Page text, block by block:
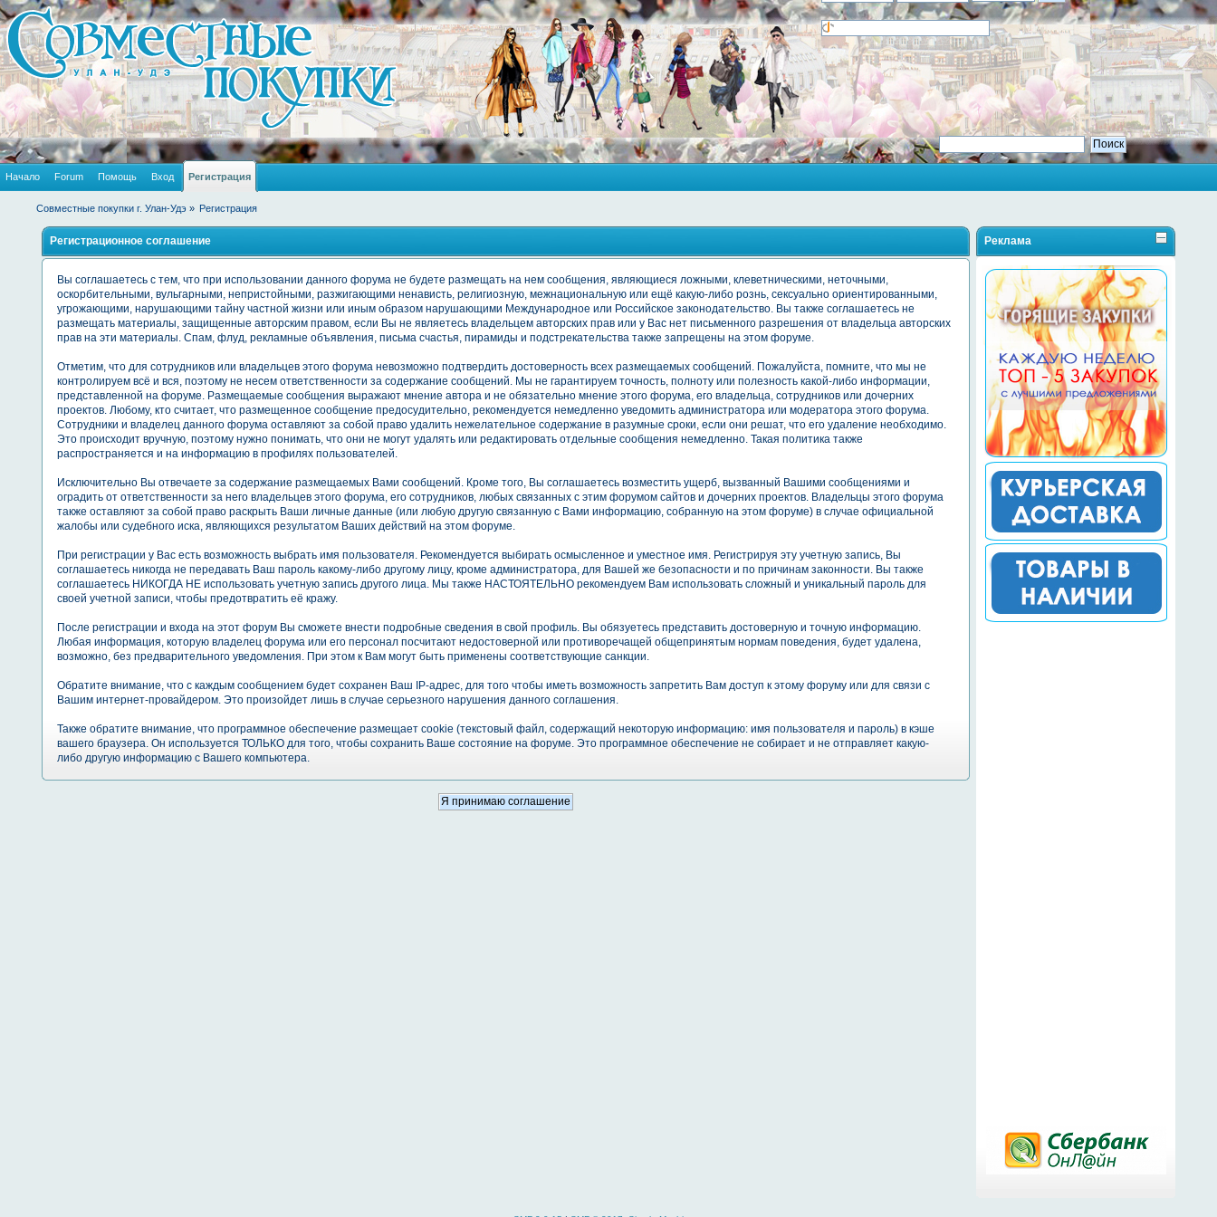
Начало Forum Помощь Вход Регистрация
Совместные покупки г. Улан-Удэ » Регистрация
Регистрационное соглашение
Вы соглашаетесь с тем, что при использовании данного форума не будете размещать на нем сообщения, являющиеся ложными, клеветническими, неточными,
оскорбительными, вульгарными, непристойными, разжигающими ненависть, религиозную, межнациональную или ещё какую-либо рознь, сексуально ориентированными,
угрожающими, нарушающими тайну частной жизни или иным образом нарушающими Международное или Российское законодательство. Вы также соглашаетесь не
размещать материалы, защищенные авторским правом, если Вы не являетесь владельцем авторских прав или у Вас нет письменного разрешения от владельца авторских
прав на эти материалы. Спам, флуд, рекламные объявления, письма счастья, пирамиды и подстрекательства также запрещены на этом форуме.
Отметим, что для сотрудников или владельцев этого форума невозможно подтвердить достоверность всех размещаемых сообщений. Пожалуйста, помните, что мы не
контролируем всё и вся, поэтому не несем ответственности за содержание сообщений. Мы не гарантируем точность, полноту или полезность какой-либо информации,
представленной на форуме. Размещаемые сообщения выражают мнение автора и не обязательно мнение этого форума, его владельца, сотрудников или дочерних
проектов. Любому, кто считает, что размещенное сообщение предосудительно, рекомендуется немедленно уведомить администратора или модератора этого форума.
Сотрудники и владелец данного форума оставляют за собой право удалить нежелательное содержание в разумные сроки, если они решат, что его удаление необходимо.
Это происходит вручную, поэтому нужно понимать, что они не могут удалять или редактировать отдельные сообщения немедленно. Такая политика также
распространяется и на информацию в профилях пользователей.
Исключительно Вы отвечаете за содержание размещаемых Вами сообщений. Кроме того, Вы соглашаетесь возместить ущерб, вызванный Вашими сообщениями и
оградить от ответственности за него владельцев этого форума, его сотрудников, любых связанных с этим форумом сайтов и дочерних проектов. Владельцы этого форума
также оставляют за собой право раскрыть Ваши личные данные (или любую другую связанную с Вами информацию, собранную на этом форуме) в случае официальной
жалобы или судебного иска, являющихся результатом Ваших действий на этом форуме.
При регистрации у Вас есть возможность выбрать имя пользователя. Рекомендуется выбирать осмысленное и уместное имя. Регистрируя эту учетную запись, Вы
соглашаетесь никогда не передавать Ваш пароль какому-либо другому лицу, кроме администратора, для Вашей же безопасности и по причинам законности. Вы также
соглашаетесь НИКОГДА НЕ использовать учетную запись другого лица. Мы также НАСТОЯТЕЛЬНО рекомендуем Вам использовать сложный и уникальный пароль для
своей учетной записи, чтобы предотвратить её кражу.
После регистрации и входа на этот форум Вы сможете внести подробные сведения в свой профиль. Вы обязуетесь представить достоверную и точную информацию.
Любая информация, которую владелец форума или его персонал посчитают недостоверной или противоречащей общепринятым нормам поведения, будет удалена,
возможно, без предварительного уведомления. При этом к Вам могут быть применены соответствующие санкции.
Обратите внимание, что с каждым сообщением будет сохранен Ваш IP-адрес, для того чтобы иметь возможность запретить Вам доступ к этому форуму или для связи с
Вашим интернет-провайдером. Это произойдет лишь в случае серьезного нарушения данного соглашения.
Также обратите внимание, что программное обеспечение размещает cookie (текстовый файл, содержащий некоторую информацию: имя пользователя и пароль) в кэше
вашего браузера. Он используется ТОЛЬКО для того, чтобы сохранить Ваше состояние на форуме. Это программное обеспечение не собирает и не отправляет какую-
либо другую информацию с Вашего компьютера.
Реклама